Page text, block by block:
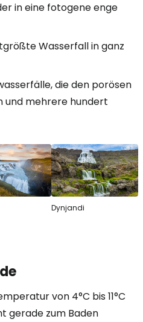
in eine fotogene enge
Wasserfall in ganz
die den porösen
und mehrere hundert
Dynjandi
von 4°C bis 11°C
gerade zum Baden